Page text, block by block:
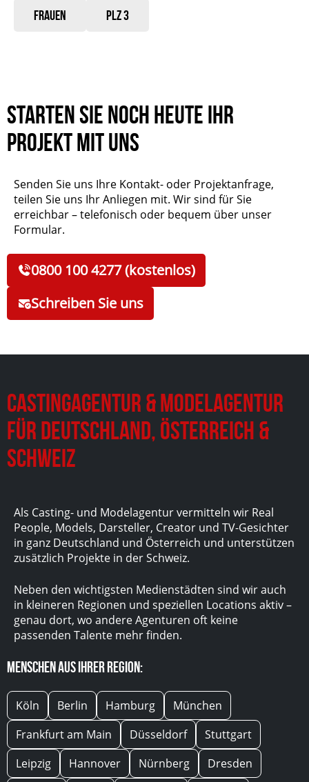
Frauen PLZ 3
Starten Sie noch heute Ihr
Projekt mit uns
Senden Sie uns Ihre Kontakt- oder Projektanfrage,
teilen Sie uns Ihr Anliegen mit. Wir sind für Sie
erreichbar – telefonisch oder bequem über unser
Formular.
0800 100 4277 (kostenlos)
Schreiben Sie uns
Castingagentur & Modelagentur
für Deutschland, Österreich &
Schweiz
Als Casting- und Modelagentur vermitteln wir Real
People, Models, Darsteller, Creator und TV-Gesichter
in ganz Deutschland und Österreich und unterstützen
zusätzlich Projekte in der Schweiz.
Neben den wichtigsten Medienstädten sind wir auch
in kleineren Regionen und speziellen Locations aktiv –
genau dort, wo andere Agenturen oft keine
passenden Talente mehr finden.
Menschen aus Ihrer Region:
Köln Berlin Hamburg
München
Frankfurt am Main
Düsseldorf
Stuttgart
Leipzig
Hannover Nürnberg
Dresden